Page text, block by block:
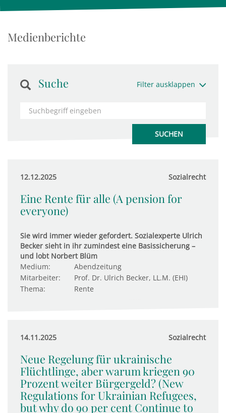
Medienberichte
Suche Filter ausklappen
12.12.2025 Sozialrecht
Eine Rente für alle (A pension for
everyone)
Sie wird immer wieder gefordert. Sozialexperte Ulrich
Becker sieht in ihr zumindest eine Basissicherung –
und lobt Norbert Blüm
Medium:
Abendzeitung
Mitarbeiter:
Prof. Dr. Ulrich Becker, LL.M. (EHI)
Thema:
Rente
14.11.2025 Sozialrecht
Neue Regelung für ukrainische
Flüchtlinge, aber warum kriegen 90
Prozent weiter Bürgergeld? (New
Regulations for Ukrainian Refugees,
but why do 90 per cent Continue to